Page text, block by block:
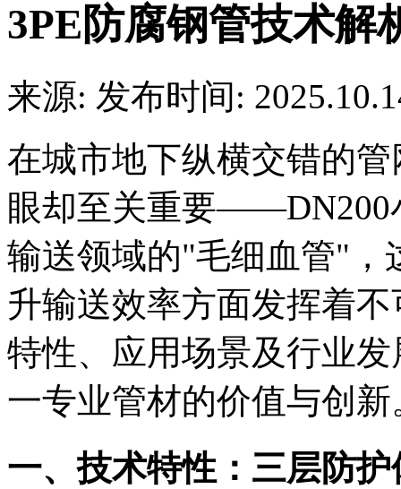
3PE防腐钢管技术解
来源: 发布时间:
在城市地下纵横交错的
眼却至关重要——DN200
输送领域的"毛细血管"，
升输送效率方面发挥着
特性、应用场景及行业
一专业管材的价值与创新
一、技术特性：三层防